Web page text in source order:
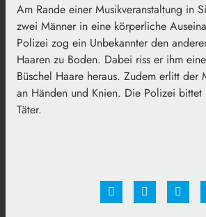
Am Rande einer Musikveranstaltung in
zwei Männer in eine körperliche
Polizei zog ein Unbekannter den
Haaren zu Boden. Dabei riss er ihm
Büschel Haare heraus. Zudem erlitt der
an Händen und Knien. Die Polizei bittet
Täter.